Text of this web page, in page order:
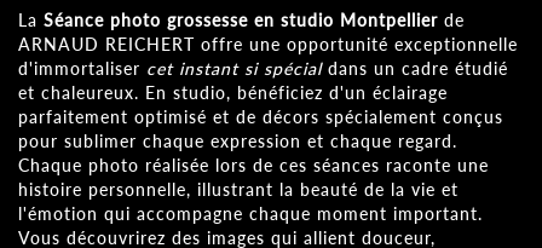
La Séance photo grossesse en studio Montpellier de
ARNAUD REICHERT offre une opportunité exceptionnelle
d'immortaliser cet instant si spécialdans un cadre étudié
et chaleureux. En studio, bénéficiez d'un éclairage
parfaitement optimisé et de décors spécialement conçus
pour sublimer chaque expression et chaque regard.
Chaque photo réalisée lors de ces séances raconte une
histoire personnelle, illustrant la beauté de la vie et
l'émotion qui accompagne chaque moment important.
Vous découvrirez des images qui allient douceur,